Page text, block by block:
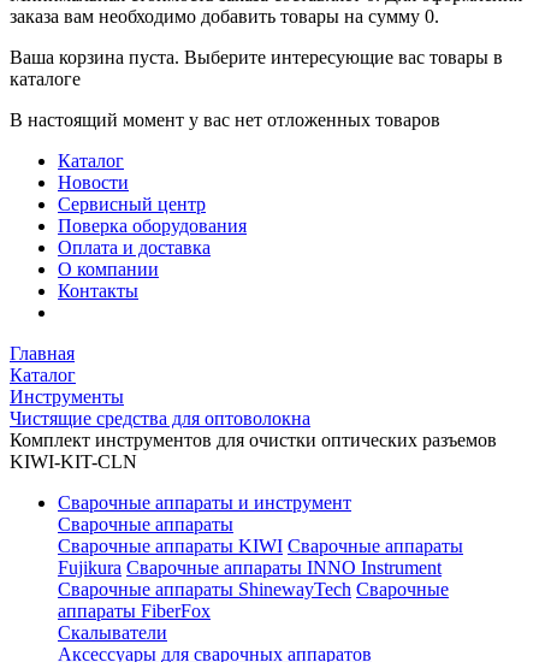
заказа вам необходимо добавить товары на сумму 0.
Ваша корзина пуста. Выберите интересующие вас товары в
каталоге
В настоящий момент у вас нет отложенных товаров
Каталог
Новости
Сервисный центр
Поверка оборудования
Оплата и доставка
О компании
Контакты
Главная
Каталог
Инструменты
Чистящие средства для оптоволокна
Комплект инструментов для очистки оптических разъемов
KIWI-KIT-CLN
Сварочные аппараты и инструмент
Сварочные аппараты
Сварочные аппараты KIWI Сварочные аппараты
Fujikura Сварочные аппараты INNO Instrument
Сварочные аппараты ShinewayTech Cварочные
аппараты FiberFox
Скалыватели
Аксессуары для сварочных аппаратов